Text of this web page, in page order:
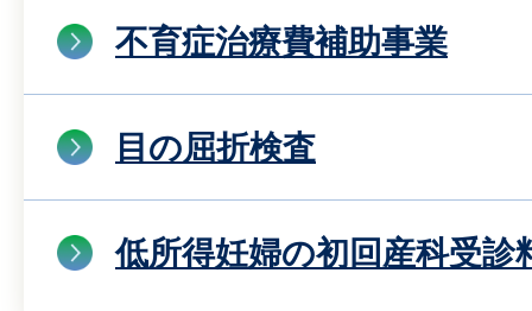
不育症治療費補助事業
目の屈折検査
低所得妊婦の初回産科受診